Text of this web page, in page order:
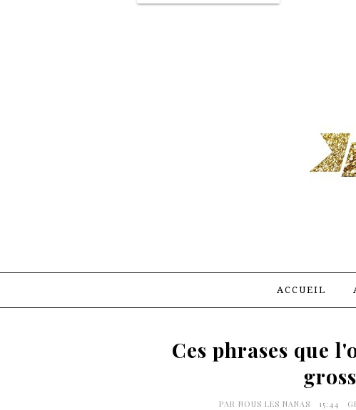
ACCUEIL
Ces phrases que
PAR NOUS LES NANAS 15:44